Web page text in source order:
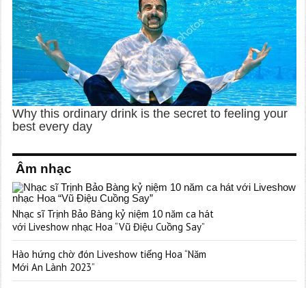
Âm nhạc
Nhạc sĩ Trịnh Bảo Bàng kỷ niệm 10 năm ca hát
với Liveshow nhạc Hoa “Vũ Điệu Cuồng Say”
Hào hứng chờ đón Liveshow tiếng Hoa “Năm
Mới An Lành 2023”